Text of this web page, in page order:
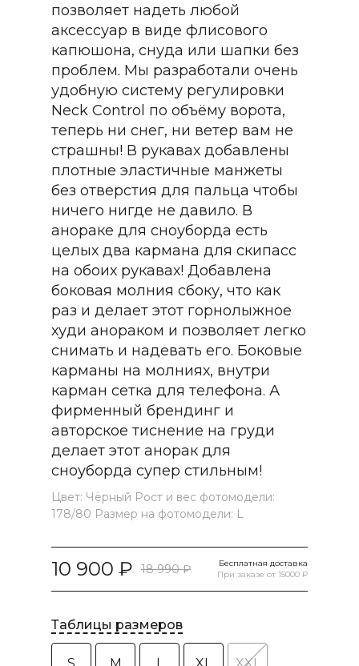
позволяет надеть любой
аксессуар в виде флисового
капюшона, снуда или шапки без
проблем. Мы разработали очень
удобную систему регулировки
Neck Control по объёму ворота,
теперь ни снег, ни ветер вам не
страшны! В рукавах добавлены
плотные эластичные манжеты
без отверстия для пальца чтобы
ничего нигде не давило. В
анораке для сноуборда есть
целых два кармана для скипасс
на обоих рукавах! Добавлена
боковая молния сбоку, что как
раз и делает этот горнолыжное
худи анораком и позволяет легко
снимать и надевать его. Боковые
карманы на молниях, внутри
карман сетка для телефона. А
фирменный брендинг и
авторское тиснение на груди
делает этот анорак для
сноуборда супер стильным!
Цвет: Чёрный Рост и вес фотомодели:
178/80 Размер на фотомодели: L
10 900 18 990
Бесплатная доставка
При заказе от 15000 ₽
Таблицы размеров